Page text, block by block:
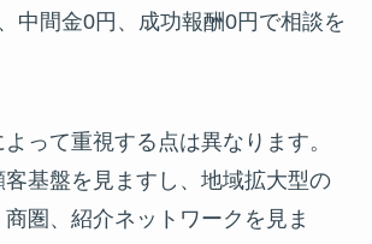
中間金0円、成功報酬0円で相談を
って重視する点は異なります。
客基盤を見ますし、地域拡大型の
圏、紹介ネットワークを見ま